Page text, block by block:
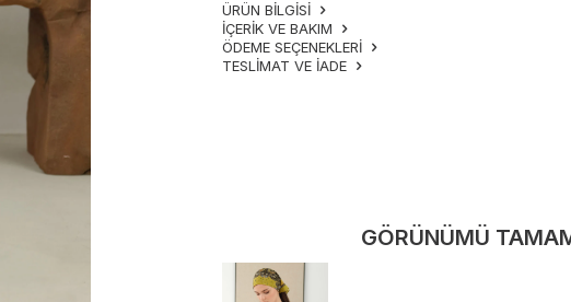
ÜRÜN BİLGİSİ
İÇERIK VE BAKIM
ÖDEME SEÇENEKLERI
TESLIMAT VE İADE
GÖRÜNÜMÜ